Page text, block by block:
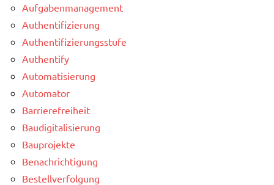
Aufgabenmanagement
Authentifizierung
Authentifizierungsstufe
Authentify
Automatisierung
Automator
Barrierefreiheit
Baudigitalisierung
Bauprojekte
Benachrichtigung
Bestellverfolgung